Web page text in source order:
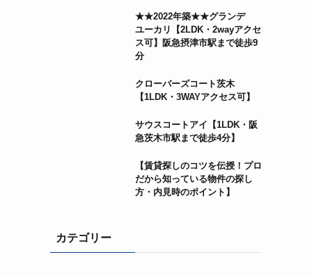
★★2022年築★★グランデ
ユーカリ【2LDK・2wayアクセ
ス可】阪急摂津市駅まで徒歩9
分
クローバーズコート茨木
【1LDK・3WAYアクセス可】
サウスコートアイ【1LDK・阪
急茨木市駅まで徒歩4分】
【賃貸探しのコツを伝授！プロ
だから知っている物件の探し
方・内見時のポイント】
カテゴリー